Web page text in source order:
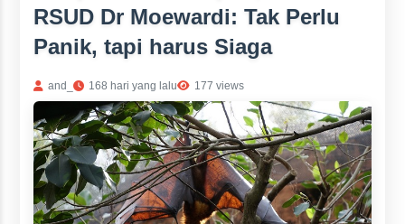
RSUD Dr Moewardi: Tak Perlu
Panik, tapi harus Siaga
and_ 168 hari yang lalu 177 views